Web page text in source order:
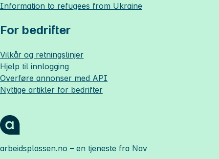
Information to refugees from Ukraine
For bedrifter
Vilkår og retningslinjer
Hjelp til innlogging
Overføre annonser med API
Nyttige artikler for bedrifter
arbeidsplassen.no – en tjeneste fra Nav